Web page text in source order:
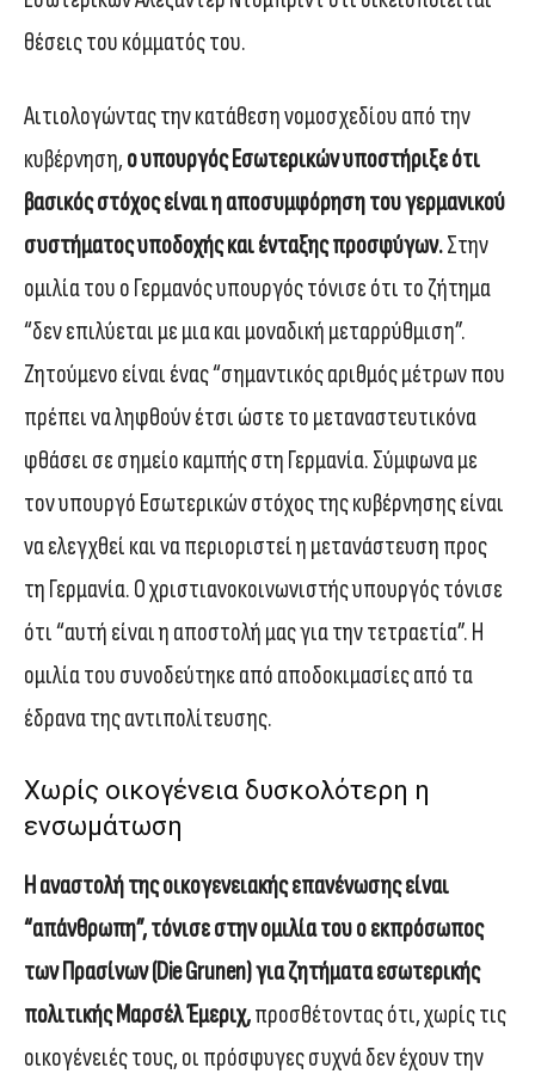
θέσεις του κόμματός του.
Αιτιολογώντας την κατάθεση νομοσχεδίου από την
κυβέρνηση, ο υπουργός Εσωτερικών υποστήριξε ότι
βασικός στόχος είναι η αποσυμφόρηση του γερμανικού
συστήματος υποδοχής και ένταξης προσφύγων.Στην
ομιλία του ο Γερμανός υπουργός τόνισε ότι το ζήτημα
“δεν επιλύεται με μια και μοναδική μεταρρύθμιση”.
Ζητούμενο είναι ένας “σημαντικός αριθμός μέτρων που
πρέπει να ληφθούν έτσι ώστε το μεταναστευτικόνα
φθάσει σε σημείο καμπής στη Γερμανία. Σύμφωνα με
τον υπουργό Εσωτερικών στόχος της κυβέρνησης είναι
να ελεγχθεί και να περιοριστεί η μετανάστευση προς
τη Γερμανία. Ο χριστιανοκοινωνιστής υπουργός τόνισε
ότι “αυτή είναι η αποστολή μας για την τετραετία”. Η
ομιλία του συνοδεύτηκε από αποδοκιμασίες από τα
έδρανα της αντιπολίτευσης.
Χωρίς οικογένεια δυσκολότερη η
ενσωμάτωση
Η αναστολή της οικογενειακής επανένωσης είναι
“απάνθρωπη”, τόνισε στην ομιλία του ο εκπρόσωπος
των Πρασίνων (Die Grunen) για ζητήματα εσωτερικής
πολιτικής Μαρσέλ Έμεριχ,προσθέτοντας ότι, χωρίς τις
οικογένειές τους, οι πρόσφυγες συχνά δεν έχουν την